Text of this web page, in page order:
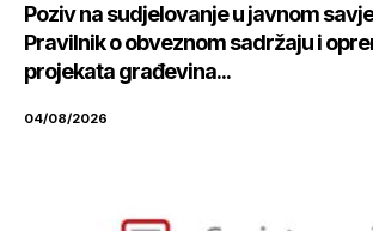
Poziv na sudjelovanje u javnom
Pravilnik o obveznom sadržaju i
projekata građevina...
04/08/2026